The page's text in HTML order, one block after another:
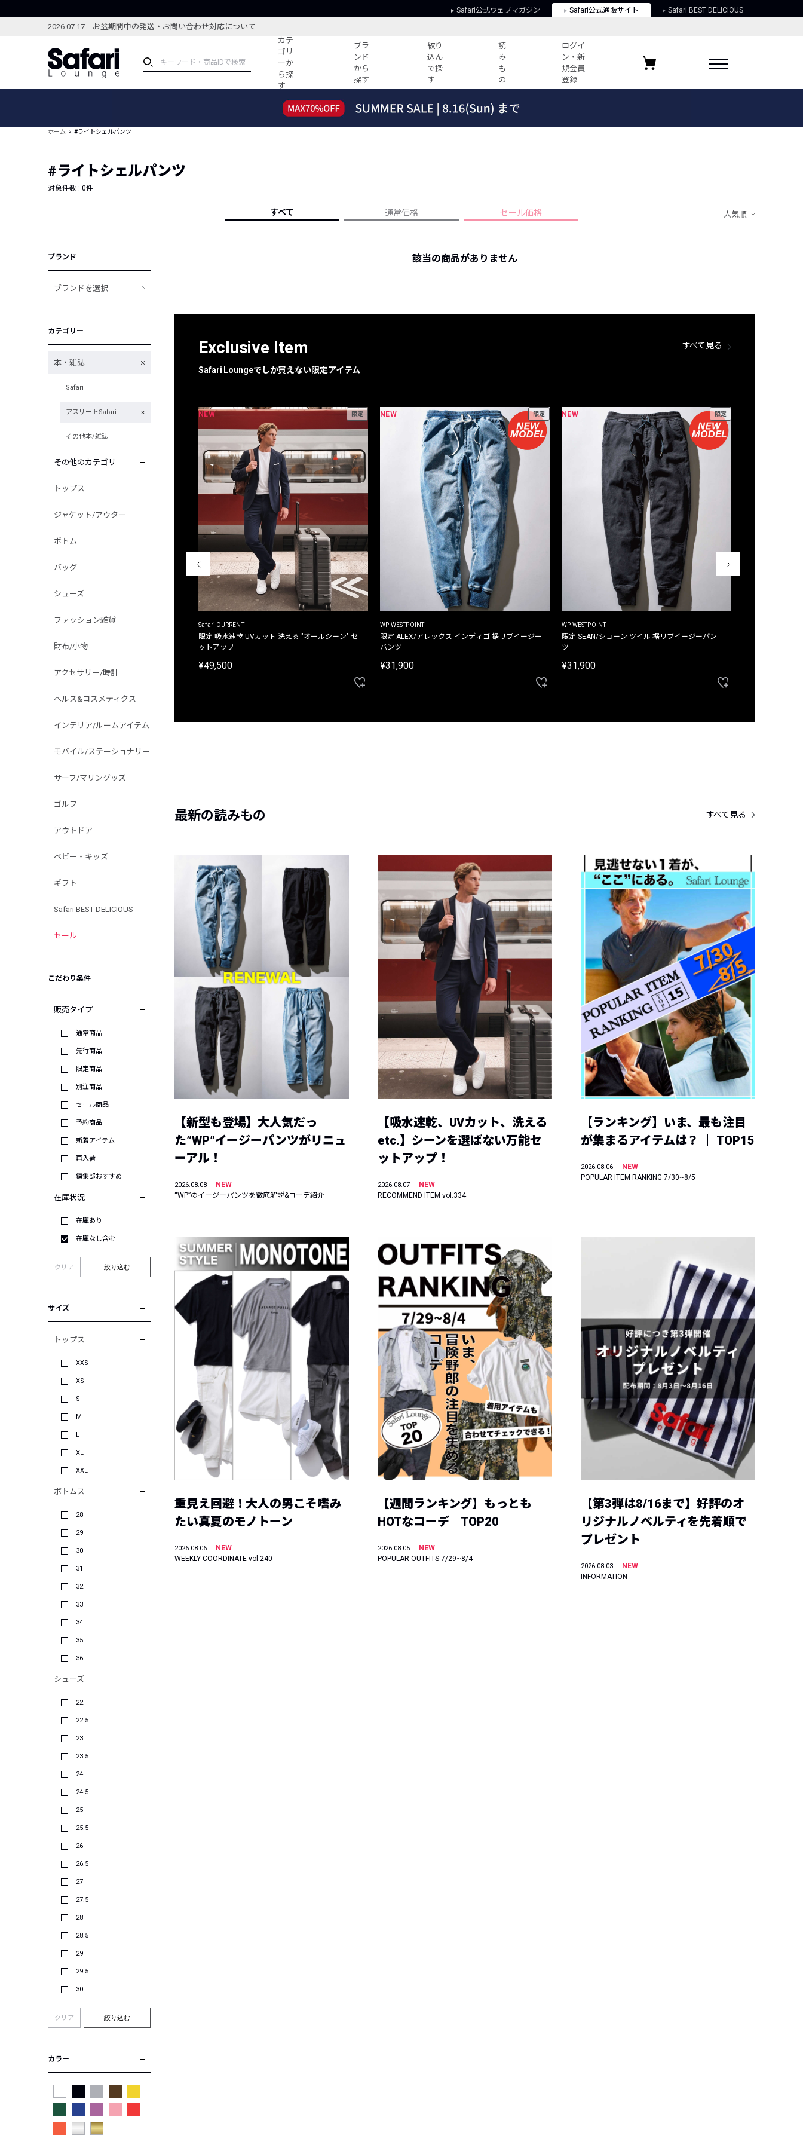
Safari公式ウェブマガジン Safari公式通販サイト Safari BEST DELICIOUS
2026.07.17 お盆期間中の発送・お問い合わせ対応について
カテ
ゴリ
ーか
ら探
す
ブラ
ンド
から
探す
絞り
込ん
で探
す
読
み
も
の
ログイ
ン・新
規会員
登録
ブランドから探す
新着アイテム
編集部のおすすめアイテム
すべての記事
人気記事ランキング
フォーカスブランド
プライバシーポリシー
お気に入りブランド
ホーム #ライトシェルパンツ
#ライトシェルパンツ
対象件数 : 0件
すべて 通常価格 セール価格 人気順
ブランド
ブランドを選択
カテゴリー
本・雑誌
Safari
アスリートSafari
その他本/雑誌
その他のカテゴリ
トップス
ジャケット/アウター
ボトム
バッグ
シューズ
ファッション雑貨
財布/小物
アクセサリー/時計
ヘルス&コスメティクス
インテリア/ルームアイテム
モバイル/ステーショナリー
サーフ/マリングッズ
ゴルフ
アウトドア
ベビー・キッズ
ギフト
Safari BEST DELICIOUS
セール
こだわり条件
販売タイプ
通常商品
先行商品
限定商品
別注商品
セール商品
予約商品
新着アイテム
再入荷
編集部おすすめ
在庫状況
在庫あり
在庫なし含む
クリア 絞り込む
サイズ
トップス
XXS
XS
S
M
L
XL
XXL
ボトムス
28
29
30
31
32
33
34
35
36
シューズ
22
22.5
23
23.5
24
24.5
25
25.5
26
26.5
27
27.5
28
28.5
29
29.5
30
クリア 絞り込む
カラー
該当の商品がありません
Exclusive Item
Safari Loungeでしか買えない限定アイテム
すべて見る
NEW 限定
Safari CURRENT
限定 吸水速乾 UVカット 洗える "オールシーン" セ
ットアップ
¥49,500
NEW 限定
WP WESTPOINT
限定 ALEX/アレックス インディゴ 裾リブイージー
パンツ
¥31,900
NEW 限定
WP WESTPOINT
限定 SEAN/ショーン ツイル 裾リブイージーパン
ツ
¥31,900
最新の読みもの すべて見る
【新型も登場】大人気だっ
た”WP”イージーパンツがリニュ
ーアル！
2026.08.08
NEW
“WP”のイージーパンツを徹底解説&コーデ紹介
【吸水速乾、UVカット、洗える
etc.】シーンを選ばない万能セ
ットアップ！
2026.08.07
NEW
RECOMMEND ITEM vol.334
【ランキング】いま、最も注目
が集まるアイテムは？ ｜ TOP15
2026.08.06
NEW
POPULAR ITEM RANKING 7/30~8/5
重見え回避！大人の男こそ嗜み
たい真夏のモノトーン
2026.08.06
NEW
WEEKLY COORDINATE vol.240
【週間ランキング】もっとも
HOTなコーデ｜TOP20
2026.08.05
NEW
POPULAR OUTFITS 7/29~8/4
【第3弾は8/16まで】好評のオ
リジナルノベルティを先着順で
プレゼント
2026.08.03
NEW
INFORMATION